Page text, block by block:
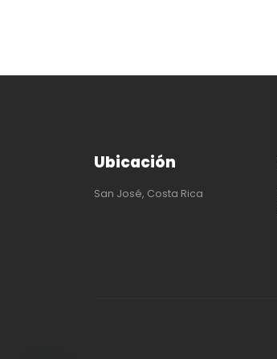
Ubicación
San José, Costa Rica